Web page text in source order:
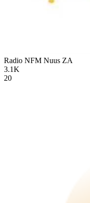
Radio NFM Nuus ZA
3.1K
20